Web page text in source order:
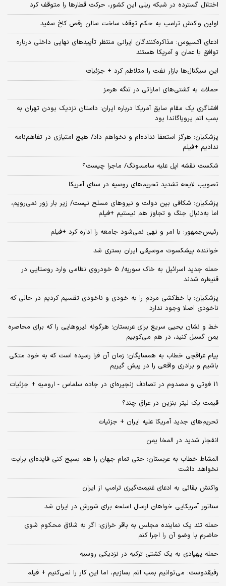
اختلال گسترده در شبکه ریلی این کشور، حرکت قطارها را متوقف کرد
اولین واکنش ترامپ به حکم توقف ساخت سالن رقص کاخ سفید
ادعای اکسیوس: مذاکره‌کنندگان ایرانی منتظر تأییدهای نهایی داخلی درباره
توافق با عمان و آمریکا هستند
این سیگنال‌ها بازار نفت را متلاطم کرد + جزئیات
حملات به کشتی‌های اماراتی در تنگه هرمز
افشاگری یک مقام سابق آمریکا درباره ایران: داستان نزدیک بودن تهران به
بمب اتم پروپاگاندا بود
پزشکیان: هرگز استعفا نداده‌ام و نخواهم داد/ هیچ امتیازی در تفاهم‌نامه
ندادیم +فیلم
شکست نقشه اپل علیه سامسونگ/ ماجرا چیست؟
تصویب لایحه تشدید تحریم‌های روسیه در سنای آمریکا
پزشکیان: شکافی بین دولت و نیروهای مسلح نیست/ زیر بار زور نمی‌رویم،
اما به‌دنبال جنگ و تجاوز هم نیستیم +فیلم
رئیس‌جمهور: با امر و نهی نمی‌شود جامعه را اداره کرد +فیلم
خواننده پیشکسوت موسیقی ایران بستری شد
حمله جدید اسرائیل به خاک سوریه/ 5 خودروی نظامی وارد روستایی در
قنیطره شدند
پزشکیان: با خط‌کشی مردم را به خودی و ناخودی تقسیم کردیم در حالی که
ناخودی اصلا وجود ندارد
خط و نشان یحیی سریع برای عربستان؛ هرگونه نیروهایی را که برای محاصره
یمن گسیل کنید، در هم می‌کوبیم
پیام عراقچی خطاب به همسایگان؛ زمان آن فرا رسیده است که به خود متکی
باشیم و برادری واقعی را در پیش گیریم
11 فوتی و مصدوم در تصادف زنجیره‌ای در جاده سلماس - ارومیه + جزئیات
قیمت یک لیتر بنزین در عراق چند؟
تحریم‌های جدید آمریکا علیه ایران + جزئیات
انفجار شدید در المخا یمن
المشاط خطاب به عربستان: حتی تمام جهان را هم بسیج کنی فایده‌ای برایت
نخواهد داشت
واکنش بقائی به ادعای غنیمت‌گیری ترامپ از ایران
سناتور آمریکایی خواهان ارسال اسلحه برای شورش در ایران شد
حمله تند یک نماینده مجلس به باقر خرازی: اگر به شلاق محکوم شوی
حاضرم با وضو آن را اجرا کنم
حمله پهپادی به یک کشتی ترکیه در نزدیکی روسیه
رفیقدوست: می‌توانیم بمب اتم بسازیم، اما این کار را نمی‌کنیم + فیلم